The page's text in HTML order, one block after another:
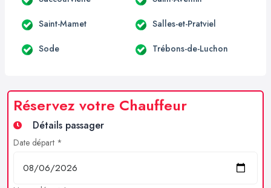
Saint-Mamet Salles-et-Pratviel
Sode Trébons-de-Luchon
Réservez votre Chauffeur
Détails passager
Date départ *